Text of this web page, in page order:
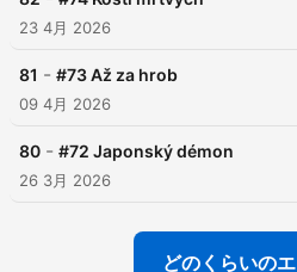
23 4月 2026
81 - #73 Až za hrob
09 4月 2026
80 - #72 Japonský démon
26 3月 2026
どのくらいの